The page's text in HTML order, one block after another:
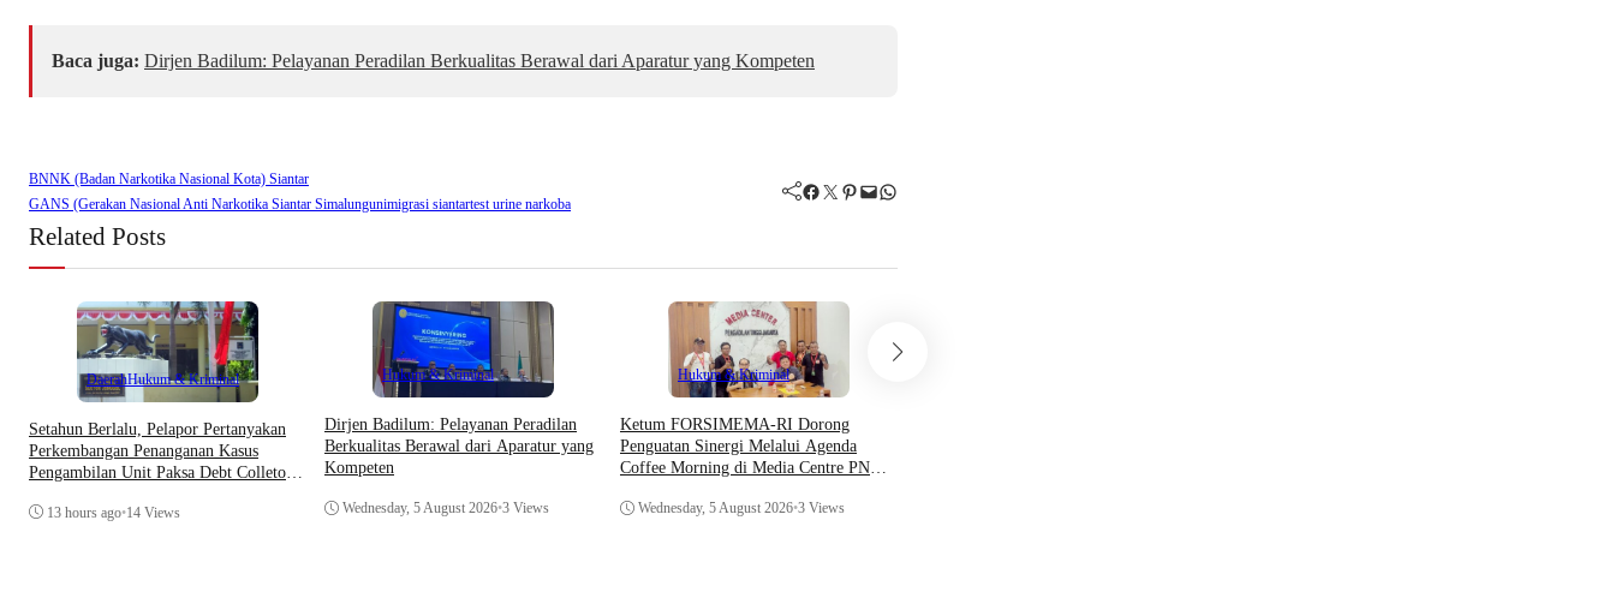
Baca juga: Dirjen Badilum: Pelayanan Peradilan Berkualitas Berawal dari Aparatur yang Kompeten
BNNK (Badan Narkotika Nasional Kota) Siantar
GANS (Gerakan Nasional Anti Narkotika Siantar Simalungunimigrasi siantartest urine narkoba
Facebook Twitter Pinterest Mail WhatsApp
Related Posts
DaerahHukum & Kriminal
Setahun Berlalu, Pelapor Pertanyakan
Perkembangan Penanganan Kasus
Pengambilan Unit Paksa Debt Colletor
13 hours ago•14 Views
Hukum & Kriminal
Dirjen Badilum: Pelayanan Peradilan
Berkualitas Berawal dari Aparatur yang
Kompeten
Wednesday, 5 August 2026•3 Views
Hukum & Kriminal
​Ketum FORSIMEMA-RI Dorong
Penguatan Sinergi Melalui Agenda
Coffee Morning di Media Centre PN
Wednesday, 5 August 2026•3 Views